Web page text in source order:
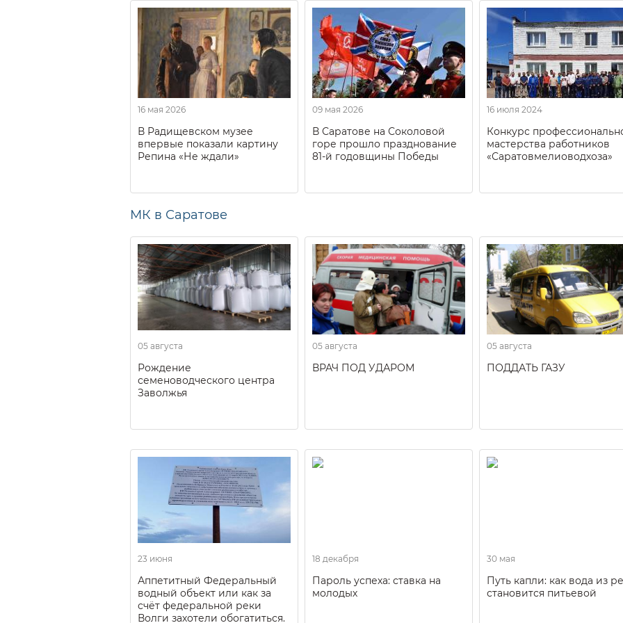
16 мая 2026
В Радищевском музее
впервые показали картину
Репина «Не ждали»
09 мая 2026
В Саратове на Соколовой
горе прошло празднование
81-й годовщины Победы
16 июля 2024
Конкурс
мастерства работников
«Саратовмелиоводхоза»
МК в Саратове
05 августа
Рождение
семеноводческого центра
Заволжья
05 августа
ВРАЧ ПОД УДАРОМ
05 августа
ПОДДАТЬ ГАЗУ
23 июня
Аппетитный Федеральный
водный объект или как за
счёт федеральной реки
Волги захотели обогатиться.
18 декабря
Пароль успеха: ставка на
молодых
30 мая
Путь капли: как вода из
становится питьевой